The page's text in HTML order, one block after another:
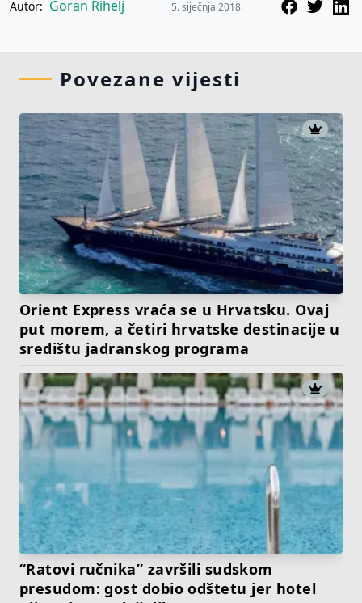
Autor: Goran Rihelj 5. siječnja 2018.
Povezane vijesti
Orient Express vraća se u Hrvatsku. Ovaj
put morem, a četiri hrvatske destinacije u
središtu jadranskog programa
“Ratovi ručnika” završili sudskom
presudom: gost dobio odštetu jer hotel